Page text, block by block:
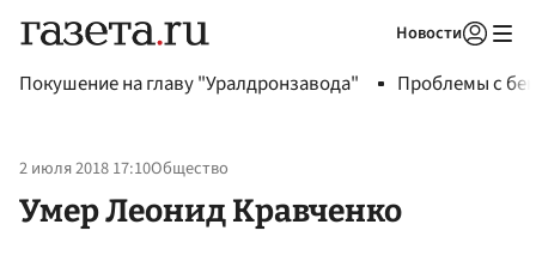
Новости
Покушение на главу "Уралдронзавода" Проблемы с
2 июля 2018 17:10Общество
Умер Леонид Кравченко